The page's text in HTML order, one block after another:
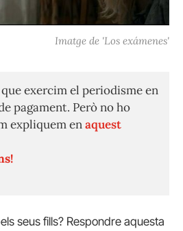
Imatge de 'Los exámenes'
exercim el periodisme en
pagament. Però no ho
expliquem enaquest
seus fills? Respondre aquesta